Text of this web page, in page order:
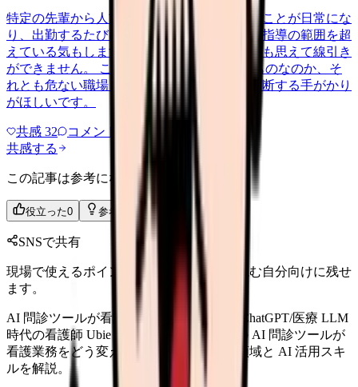
特定の先輩から人前で大きな声で責められることが日常にな
り、出勤するたびに胃が締めつけられます。指導の範囲を超
えている気もしますが、自分が未熟だからとも思えて線引き
ができません。 これは我慢して慣れるべきものなのか、そ
れとも危ない職場として動くべきなのか、判断する手がかり
がほしいです。
共感 32 コメント
共感する
この記事は参考になりましたか？
役立った0 参考になった
SNSで共有
現場で使えるポイントを、同僚やあとで読む自分向けに残せ
ます。
AI 問診ツールが看護業務に与える影響｜ChatGPT/医療 LLM
時代の看護師 Ubie・HOPE・ChatGPT 等の AI 問診ツールが
看護業務をどう変えるか。代替されない領域と AI 活用スキ
ルを解説。